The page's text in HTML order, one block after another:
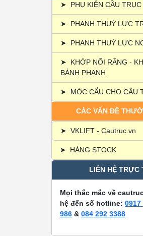
➤ PHỤ KIỆN CẦU TRỤC
➤ PHANH THUỶ LỰC
➤ PHANH THUỶ LỰC
➤
KHỚP NỐI RĂNG -
BÁNH PHANH
➤ MÓC CẨU CHO CẦU
CÁC VẤN ĐỀ
➤ VKLIFT - Cautruc.vn
➤ HÀNG STOCK
LIÊN HỆ TRỰC
Mọi thắc mắc về
hệ đến số hotline: 0917
986 & 084 292 3388